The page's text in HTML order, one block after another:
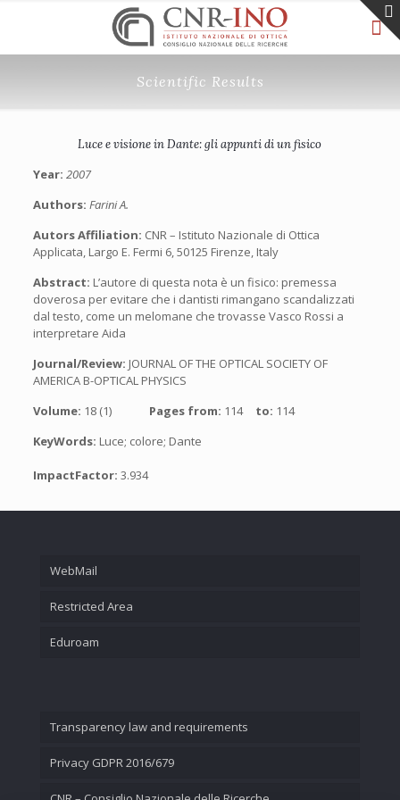
Scientific Results
Luce e visione in Dante: gli appunti di un fisico
Year: 2007
Authors: Farini A.
Autors Affiliation: CNR – Istituto Nazionale di Ottica
Applicata, Largo E. Fermi 6, 50125 Firenze, Italy
Abstract: L’autore di questa nota è un fisico: premessa
doverosa per evitare che i dantisti rimangano scandalizzati
dal testo, come un melomane che trovasse Vasco Rossi a
interpretare Aida
Journal/Review: JOURNAL OF THE OPTICAL SOCIETY OF
AMERICA B-OPTICAL PHYSICS
Volume: 18 (1) Pages from: 114 to: 114
KeyWords: Luce; colore; Dante
ImpactFactor: 3.934
WebMail
Restricted Area
Eduroam
Transparency law and requirements
Privacy GDPR 2016/679